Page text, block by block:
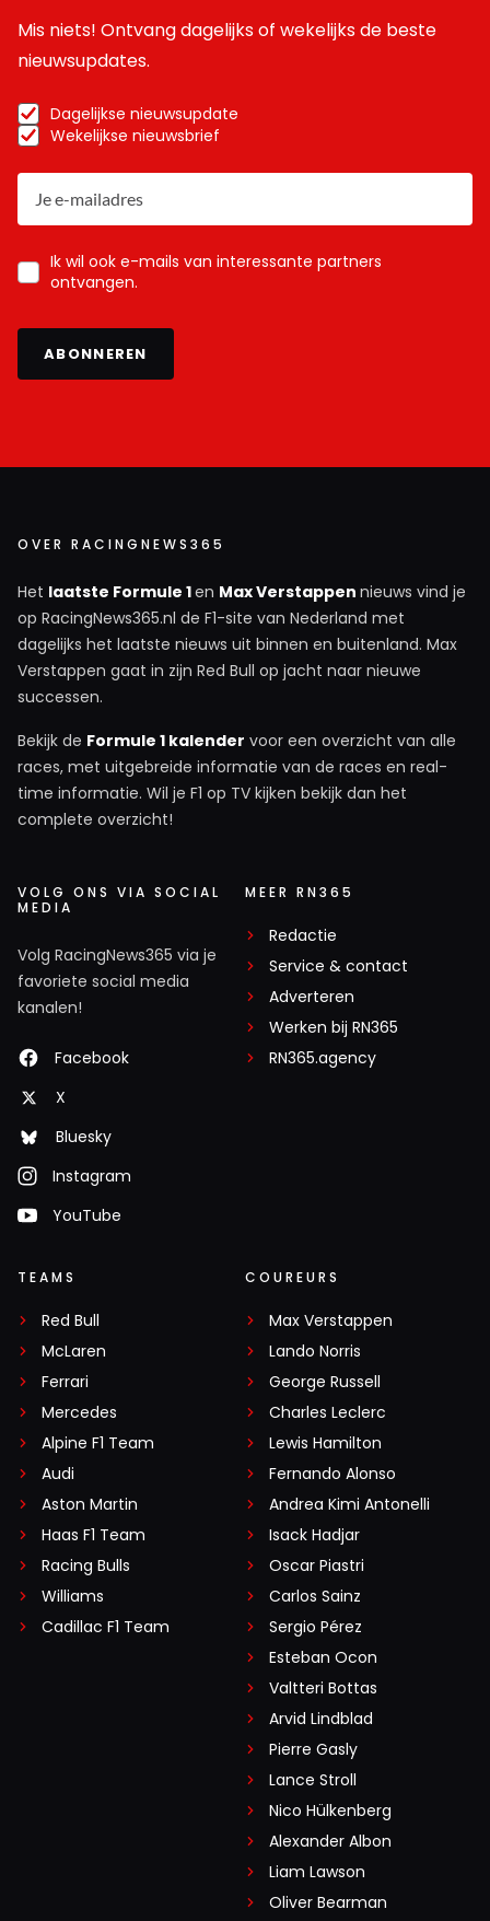
Mis niets! Ontvang dagelijks of wekelijks de beste
nieuwsupdates.
Dagelijkse nieuwsupdate
Wekelijkse nieuwsbrief
Ik wil ook e-mails van interessante partners
ontvangen.
ABONNEREN
OVER RACINGNEWS365
Het laatste Formule 1en Max Verstappen nieuws vind je
op RacingNews365.nl de F1-site van Nederland met
dagelijks het laatste nieuws uit binnen en buitenland. Max
Verstappen gaat in zijn Red Bull op jacht naar nieuwe
successen.
Bekijk de Formule 1 kalender voor een overzicht van alle
races, met uitgebreide informatie van de races en real-
time informatie. Wil je F1 op TV kijken bekijk dan het
complete overzicht!
VOLG ONS VIA SOCIAL
MEDIA
Volg RacingNews365 via je
favoriete social media
kanalen!
Facebook
X
Bluesky
Instagram
YouTube
MEER RN365
Redactie
Service & contact
Adverteren
Werken bij RN365
RN365.agency
TEAMS
Red Bull
McLaren
Ferrari
Mercedes
Alpine F1 Team
Audi
Aston Martin
Haas F1 Team
Racing Bulls
Williams
Cadillac F1 Team
COUREURS
Max Verstappen
Lando Norris
George Russell
Charles Leclerc
Lewis Hamilton
Fernando Alonso
Andrea Kimi Antonelli
Isack Hadjar
Oscar Piastri
Carlos Sainz
Sergio Pérez
Esteban Ocon
Valtteri Bottas
Arvid Lindblad
Pierre Gasly
Lance Stroll
Nico Hülkenberg
Alexander Albon
Liam Lawson
Oliver Bearman